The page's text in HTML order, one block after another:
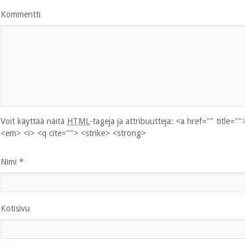
Kommentti
Voit käyttää näitä HTML-tageja ja attribuutteja: <a href=""
<em> <i> <q cite=""> <strike> <strong>
Nimi *
Kotisivu